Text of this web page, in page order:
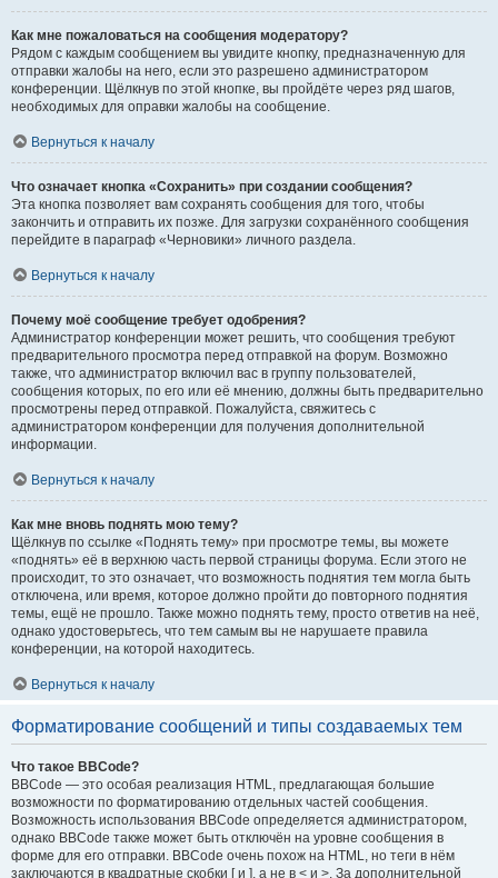
Как мне пожаловаться на сообщения модератору?
Рядом с каждым сообщением вы увидите кнопку, предназначенную для
отправки жалобы на него, если это разрешено администратором
конференции. Щёлкнув по этой кнопке, вы пройдёте через ряд шагов,
необходимых для оправки жалобы на сообщение.
Вернуться к началу
Что означает кнопка «Сохранить» при создании сообщения?
Эта кнопка позволяет вам сохранять сообщения для того, чтобы
закончить и отправить их позже. Для загрузки сохранённого сообщения
перейдите в параграф «Черновики» личного раздела.
Вернуться к началу
Почему моё сообщение требует одобрения?
Администратор конференции может решить, что сообщения требуют
предварительного просмотра перед отправкой на форум. Возможно
также, что администратор включил вас в группу пользователей,
сообщения которых, по его или её мнению, должны быть предварительно
просмотрены перед отправкой. Пожалуйста, свяжитесь с
администратором конференции для получения дополнительной
информации.
Вернуться к началу
Как мне вновь поднять мою тему?
Щёлкнув по ссылке «Поднять тему» при просмотре темы, вы можете
«поднять» её в верхнюю часть первой страницы форума. Если этого не
происходит, то это означает, что возможность поднятия тем могла быть
отключена, или время, которое должно пройти до повторного поднятия
темы, ещё не прошло. Также можно поднять тему, просто ответив на неё,
однако удостоверьтесь, что тем самым вы не нарушаете правила
конференции, на которой находитесь.
Вернуться к началу
Форматирование сообщений и типы создаваемых тем
Что такое BBCode?
BBCode — это особая реализация HTML, предлагающая большие
возможности по форматированию отдельных частей сообщения.
Возможность использования BBCode определяется администратором,
однако BBCode также может быть отключён на уровне сообщения в
форме для его отправки. BBCode очень похож на HTML, но теги в нём
заключаются в квадратные скобки [ и ], а не в < и >. За дополнительной